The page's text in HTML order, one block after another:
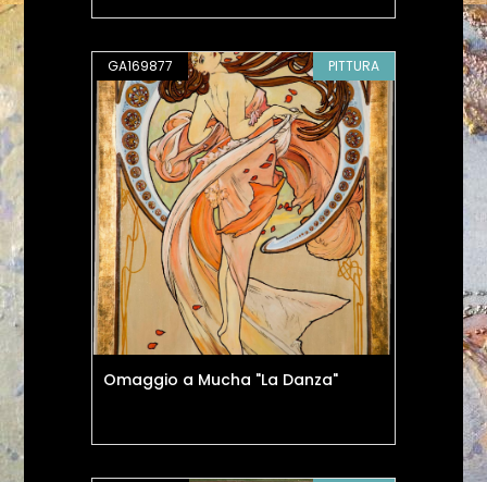
GA169877 PITTURA
Omaggio a Mucha "La Danza"